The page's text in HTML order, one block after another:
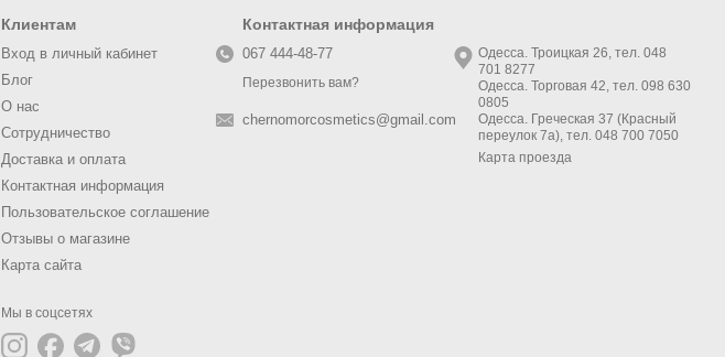
Клиентам
Вход в личный кабинет
Блог
О нас
Сотрудничество
Доставка и оплата
Контактная информация
Пользовательское соглашение
Отзывы о магазине
Карта сайта
Мы в соцсетях
Контактная информация
067 444-48-77
Перезвонить вам?
chernomorcosmetics@gmail.com
Одесса. Троицкая 26, тел. 048
701 8277
Одесса. Торговая 42, тел. 098 630
0805
Одесса. Греческая 37 (Красный
переулок 7а), тел. 048 700 7050
Карта проезда